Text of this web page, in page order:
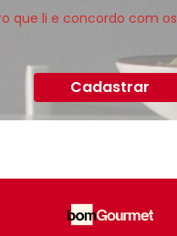
que li e concordo com os
Cadastrar